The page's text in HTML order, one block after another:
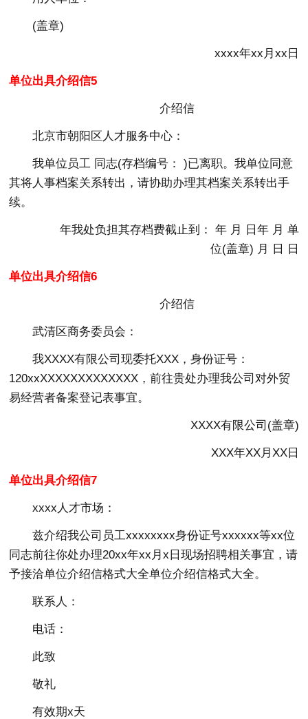
(盖章)
xxxx年xx月xx日
单位出具介绍信5
介绍信
北京市朝阳区人才服务中心：
我单位员工 同志(存档编号： )已离职。我单位同意
其将人事档案关系转出，请协助办理其档案关系转出手
续。
年我处负担其存档费截止到： 年 月 日年 月 单
位(盖章) 月 日 日
单位出具介绍信6
介绍信
武清区商务委员会：
我XXXX有限公司现委托XXX，身份证号：
120xxXXXXXXXXXXXXX，前往贵处办理我公司对外贸
易经营者备案登记表事宜。
XXXX有限公司(盖章)
XXX年XX月XX日
单位出具介绍信7
xxxx人才市场：
兹介绍我公司员工xxxxxxxx身份证号xxxxxx等xx位
同志前往你处办理20xx年xx月x日现场招聘相关事宜，请
予接洽单位介绍信格式大全单位介绍信格式大全。
联系人：
电话：
此致
敬礼
有效期x天